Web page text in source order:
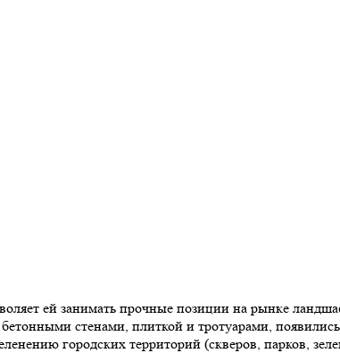
ей занимать прочные позиции на рынке
стенами, плиткой и тротуарами,
городских территорий (скверов, парков,